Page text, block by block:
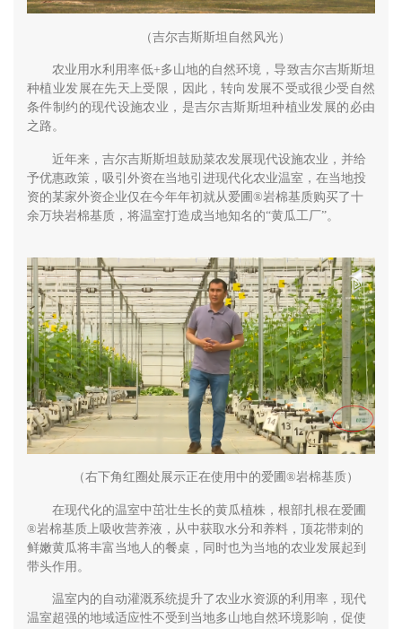
（吉尔吉斯斯坦自然风光）
农业用水利用率低+多山地的自然环境，导致吉尔吉斯斯坦
种植业发展在先天上受限，因此，转向发展不受或很少受自然
条件制约的现代设施农业，是吉尔吉斯斯坦种植业发展的必由
之路。
近年来，吉尔吉斯斯坦鼓励菜农发展现代设施农业，并给
予优惠政策，吸引外资在当地引进现代化农业温室，在当地投
资的某家外资企业仅在今年年初就从爱圃®岩棉基质购买了十
余万块岩棉基质，将温室打造成当地知名的“黄瓜工厂”。
（右下角红圈处展示正在使用中的爱圃®岩棉基质）
在现代化的温室中茁壮生长的黄瓜植株，根部扎根在爱圃
®岩棉基质上吸收营养液，从中获取水分和养料，顶花带刺的
鲜嫩黄瓜将丰富当地人的餐桌，同时也为当地的农业发展起到
带头作用。
温室内的自动灌溉系统提升了农业水资源的利用率，现代
温室超强的地域适应性不受到当地多山地自然环境影响，促使